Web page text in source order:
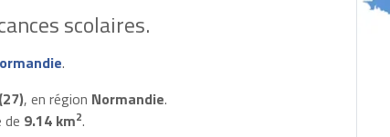
scolaires.
.
, en région Normandie.
9.14 km2.